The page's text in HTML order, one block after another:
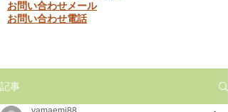
お問い合わせメール
​お問い合わせ電話
記事